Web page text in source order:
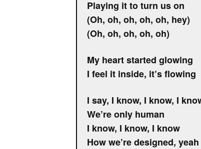
Playing it to turn us on
(Oh, oh, oh, oh, oh, hey)
(Oh, oh, oh, oh, oh)
My heart started glowing
I feel it inside, it’s flowing
I say, I know, I know, I
We’re only human
I know, I know, I know
How we’re designed, yeah